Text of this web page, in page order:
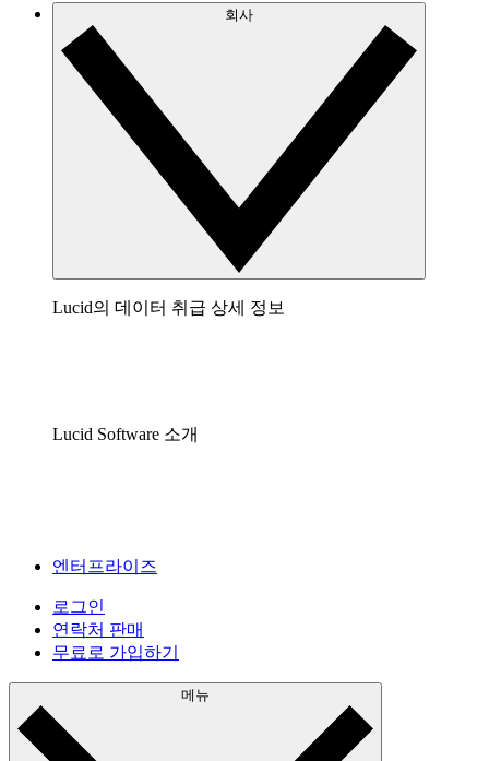
회사
Lucid의 데이터 취급 상세 정보
Lucid Software 소개
엔터프라이즈
로그인
연락처 판매
무료로 가입하기
메뉴